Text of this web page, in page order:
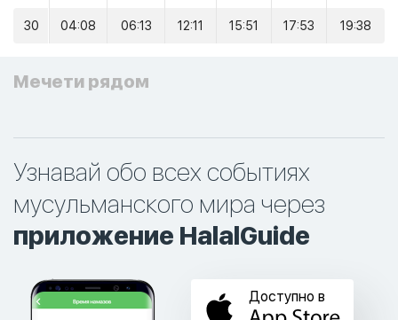
30 04:08 06:13 12:11 15:51 17:53 19:38
Мечети рядом
Узнавай обо всех событиях
мусульманского мира через
приложение HalalGuide
Доступно в